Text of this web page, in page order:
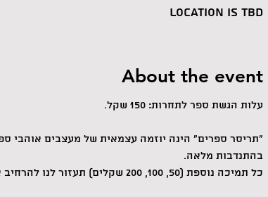
Location is TBD
About the event
עלות הגשת ספר לתחרות: 150 שקל.
״תריסר ספרים״ הינה יוזמה עצמאית של מעצבים אוהבי
בהתנדבות מלאה.
כל תמיכה נוספת (50, 100, 200 שקלים) תעזור לנו להרחיב את הפעילות שלנו ולקדם את התחום.